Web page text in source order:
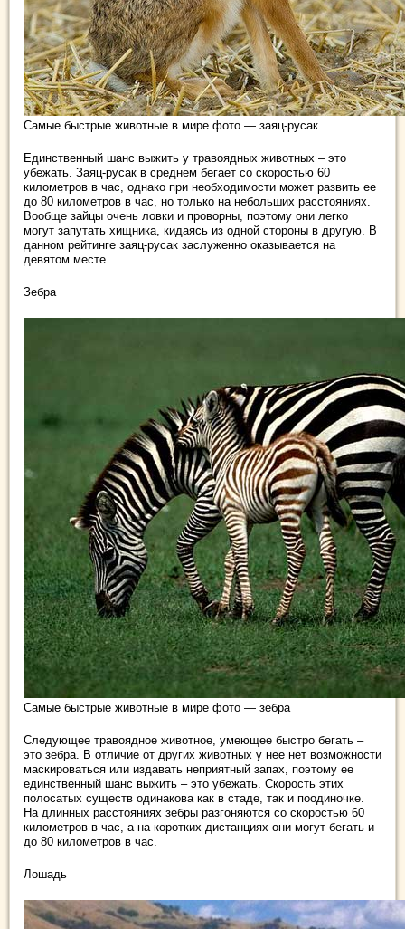
Самые быстрые животные в мире фото — заяц-русак
Единственный шанс выжить у травоядных животных – это
убежать. Заяц-русак в среднем бегает со скоростью 60
километров в час, однако при необходимости может развить ее
до 80 километров в час, но только на небольших расстояниях.
Вообще зайцы очень ловки и проворны, поэтому они легко
могут запутать хищника, кидаясь из одной стороны в другую. В
данном рейтинге заяц-русак заслуженно оказывается на
девятом месте.
Зебра
Самые быстрые животные в мире фото — зебра
Следующее травоядное животное, умеющее быстро бегать –
это зебра. В отличие от других животных у нее нет возможности
маскироваться или издавать неприятный запах, поэтому ее
единственный шанс выжить – это убежать. Скорость этих
полосатых существ одинакова как в стаде, так и поодиночке.
На длинных расстояниях зебры разгоняются со скоростью 60
километров в час, а на коротких дистанциях они могут бегать и
до 80 километров в час.
Лошадь